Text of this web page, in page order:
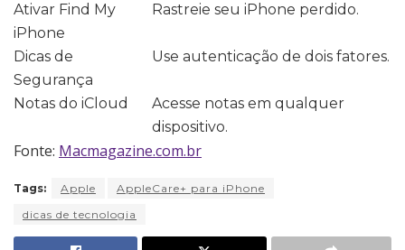
Ativar Find My
iPhone
Rastreie seu iPhone perdido.
Dicas de
Segurança
Use autenticação de dois fatores.
Notas do iCloud
Acesse notas em qualquer
dispositivo.
Fonte: Macmagazine.com.br
Tags: Apple
AppleCare+ para iPhone
dicas de tecnologia